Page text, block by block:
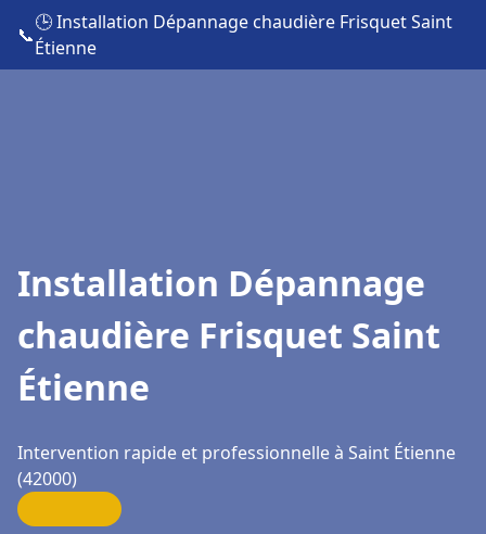
📞
🕒 Installation Dépannage chaudière Frisquet Saint
Étienne
Installation Dépannage
chaudière Frisquet Saint
Étienne
Intervention rapide et professionnelle à Saint Étienne
(42000)